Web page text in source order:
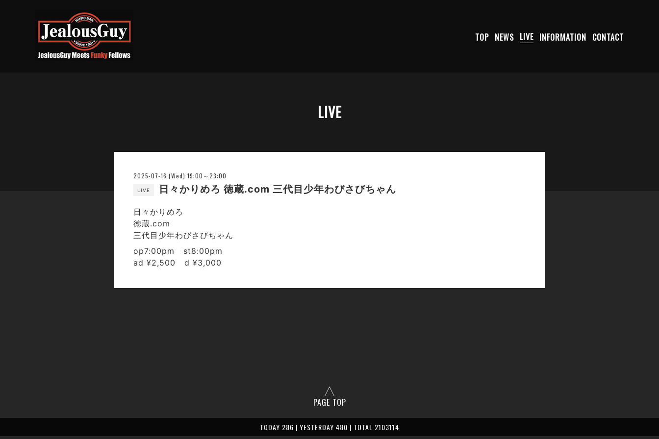
TOP NEWS LIVE INFORMATION CONTACT
LIVE
2025-07-16 (Wed) 19:00～23:00
LIVE 日々かりめろ 徳蔵.com 三代目少年わびさびちゃん
日々かりめろ
徳蔵.com
三代目少年わびさびちゃん
op7:00pm st8:00pm
ad ¥2,500 d ¥3,000
PAGE TOP
TODAY 286 | YESTERDAY 480 | TOTAL 2103114